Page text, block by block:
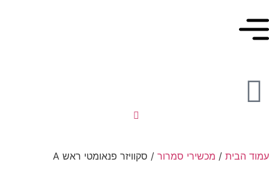
עמוד הבית / מכשירי סמרור / סקוויזר פנאומטי ראש A